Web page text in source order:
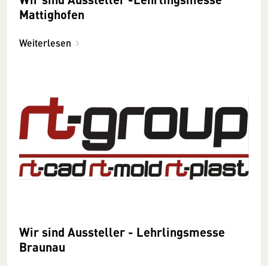
Mattighofen
Weiterlesen
Wir sind Aussteller - Lehrlingsmesse
Braunau